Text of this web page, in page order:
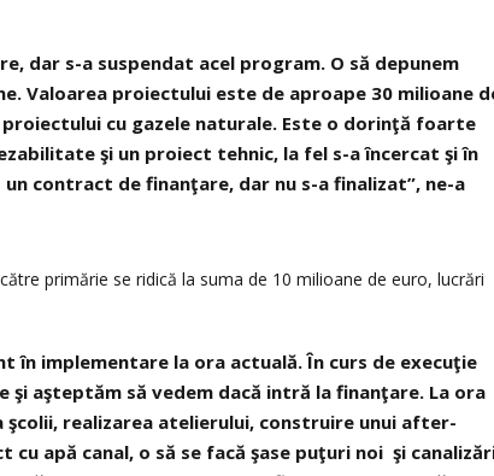
dar s-a suspendat acel program. O să depunem
Valoarea proiectului este de aproape 30 milioane
cu gazele naturale. Este o dorinţă foarte
şi un proiect tehnic, la fel s-a încercat şi în
contract de finanţare, dar nu s-a finalizat”, ne-a
primărie se ridică la suma de 10 milioane de euro, lucrări
în implementare la ora actuală. În curs de execuţie
aşteptăm să vedem dacă intră la finanţare. La ora
realizarea atelierului, construire unui after-
cu apă canal, o să se facă şase puţuri noi şi